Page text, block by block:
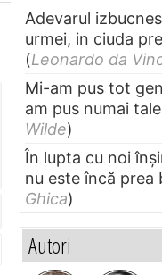
Adevarul
urmei, in ciuda
(Leonardo da
Mi-am pus tot
am pus numai
Wilde)
În lupta cu noi
nu este încă prea
Ghica)
Autori